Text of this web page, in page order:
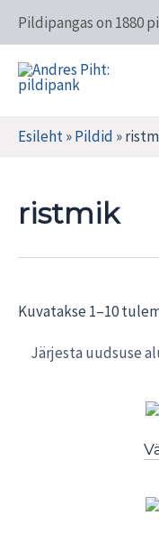
content
Pildipangas on 1880
Andres Piht: pildipank
Esileht»Pildid »
ristmik
Kuvatakse 1–10